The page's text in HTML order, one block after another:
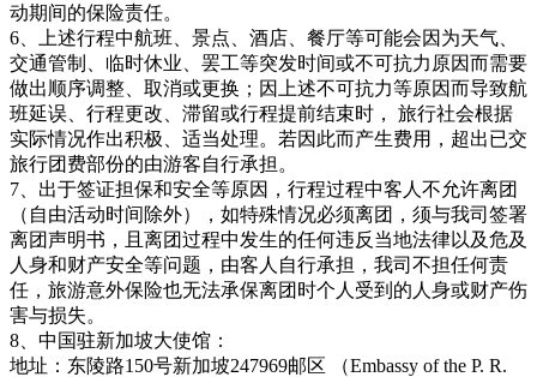
动期间的保险责任。
6、上述行程中航班、景点、酒店、餐厅等可能会因为天气、
交通管制、临时休业、罢工等突发时间或不可抗力原因而需要
做出顺序调整、取消或更换；因上述不可抗力等原因而导致航
班延误、行程更改、滞留或行程提前结束时， 旅行社会根据
实际情况作出积极、适当处理。若因此而产生费用，超出已交
旅行团费部份的由游客自行承担。
7、出于签证担保和安全等原因，行程过程中客人不允许离团
（自由活动时间除外），如特殊情况必须离团，须与我司签署
离团声明书，且离团过程中发生的任何违反当地法律以及危及
人身和财产安全等问题，由客人自行承担，我司不担任何责
任，旅游意外保险也无法承保离团时个人受到的人身或财产伤
害与损失。
8、中国驻新加坡大使馆：
地址：东陵路150号新加坡247969邮区 （Embassy of the P. R.